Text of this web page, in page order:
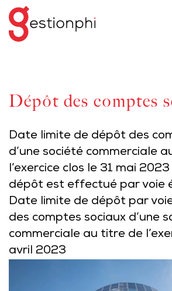
Dépôt des comptes
Date limite de dépôt des
d’une société commerciale
l’exercice clos le 31 mai
dépôt est effectué par voie
Date limite de dépôt par
des comptes sociaux d’une
commerciale au titre de
avril 2023